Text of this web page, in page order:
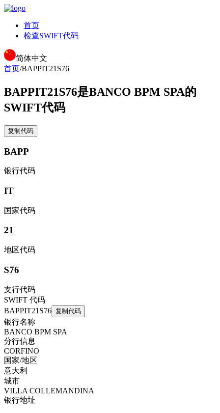
首页
检查SWIFT代码
简体中文
首页/BAPPIT21S76
BAPPIT21S76是BANCO BPM SPA的
SWIFT代码
复制代码
BAPP
银行代码
IT
国家代码
21
地区代码
S76
支行代码
SWIFT 代码
BAPPIT21S76 复制代码
银行名称
BANCO BPM SPA
分行信息
CORFINO
国家/地区
意大利
城市
VILLA COLLEMANDINA
银行地址